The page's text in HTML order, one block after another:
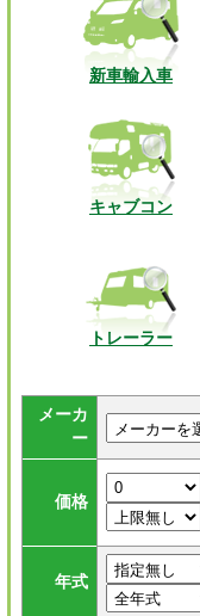
新車輸入車
キャブコン
トレーラー
メーカ
ー
価格
年式